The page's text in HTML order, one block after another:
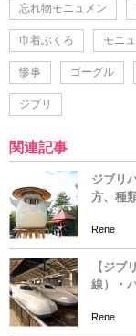
忘れ物モニュメン
巾着ぶくろ モニ
惨事 ゴーグル
ジブリ
関連記事
ジブリ
方、種
Rene
【ジブ
線）・
Rene